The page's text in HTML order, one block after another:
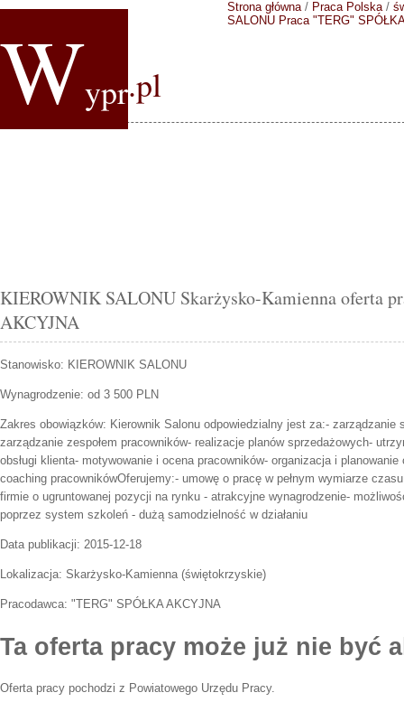
Wypr.pl
Strona główna/ Praca Polska/
SALONU Praca "TERG"
KIEROWNIK SALONU Skarżysko-Kamienna oferta
AKCYJNA
Stanowisko: KIEROWNIK SALONU
Wynagrodzenie: od 3 500 PLN
Zakres obowiązków: Kierownik Salonu odpowiedzialny jest za:- zarządzanie
zarządzanie zespołem pracowników- realizacje planów sprzedażowych-
obsługi klienta- motywowanie i ocena pracowników- organizacja i planowanie
coaching pracownikówOferujemy:- umowę o pracę w pełnym wymiarze
firmie o ugruntowanej pozycji na rynku - atrakcyjne wynagrodzenie-
poprzez system szkoleń - dużą samodzielność w działaniu
Data publikacji: 2015-12-18
Lokalizacja: Skarżysko-Kamienna(świętokrzyskie)
Pracodawca: "TERG" SPÓŁKA AKCYJNA
Ta oferta pracy może już nie być
Oferta pracy pochodzi z Powiatowego Urzędu Pracy.